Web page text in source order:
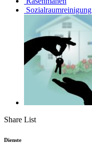
Sozialraumreinigung
Share List
Dienste